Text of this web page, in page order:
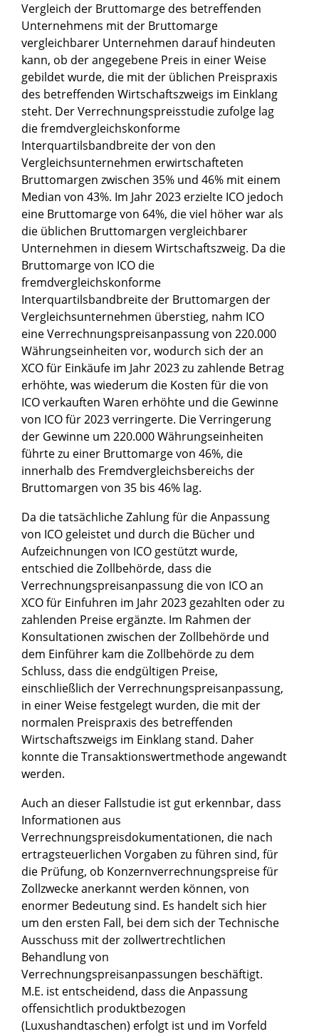
Vergleich der Bruttomarge des betreffenden
Unternehmens mit der Bruttomarge
vergleichbarer Unternehmen darauf hindeuten
kann, ob der angegebene Preis in einer Weise
gebildet wurde, die mit der üblichen Preispraxis
des betreffenden Wirtschaftszweigs im Einklang
steht. Der Verrechnungspreisstudie zufolge lag
die fremdvergleichskonforme
Interquartilsbandbreite der von den
Vergleichsunternehmen erwirtschafteten
Bruttomargen zwischen 35% und 46% mit einem
Median von 43%. Im Jahr 2023 erzielte ICO jedoch
eine Bruttomarge von 64%, die viel höher war als
die üblichen Bruttomargen vergleichbarer
Unternehmen in diesem Wirtschaftszweig. Da die
Bruttomarge von ICO die
fremdvergleichskonforme
Interquartilsbandbreite der Bruttomargen der
Vergleichsunternehmen überstieg, nahm ICO
eine Verrechnungspreisanpassung von 220.000
Währungseinheiten vor, wodurch sich der an
XCO für Einkäufe im Jahr 2023 zu zahlende Betrag
erhöhte, was wiederum die Kosten für die von
ICO verkauften Waren erhöhte und die Gewinne
von ICO für 2023 verringerte. Die Verringerung
der Gewinne um 220.000 Währungseinheiten
führte zu einer Bruttomarge von 46%, die
innerhalb des Fremdvergleichsbereichs der
Bruttomargen von 35 bis 46% lag.
Da die tatsächliche Zahlung für die Anpassung
von ICO geleistet und durch die Bücher und
Aufzeichnungen von ICO gestützt wurde,
entschied die Zollbehörde, dass die
Verrechnungspreisanpassung die von ICO an
XCO für Einfuhren im Jahr 2023 gezahlten oder zu
zahlenden Preise ergänzte. Im Rahmen der
Konsultationen zwischen der Zollbehörde und
dem Einführer kam die Zollbehörde zu dem
Schluss, dass die endgültigen Preise,
einschließlich der Verrechnungspreisanpassung,
in einer Weise festgelegt wurden, die mit der
normalen Preispraxis des betreffenden
Wirtschaftszweigs im Einklang stand. Daher
konnte die Transaktionswertmethode angewandt
werden.
Auch an dieser Fallstudie ist gut erkennbar, dass
Informationen aus
Verrechnungspreisdokumentationen, die nach
ertragsteuerlichen Vorgaben zu führen sind, für
die Prüfung, ob Konzernverrechnungspreise für
Zollzwecke anerkannt werden können, von
enormer Bedeutung sind. Es handelt sich hier
um den ersten Fall, bei dem sich der Technische
Ausschuss mit der zollwertrechtlichen
Behandlung von
Verrechnungspreisanpassungen beschäftigt.
M.E. ist entscheidend, dass die Anpassung
offensichtlich produktbezogen
(Luxushandtaschen) erfolgt ist und im Vorfeld